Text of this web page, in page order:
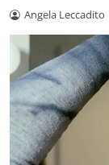
Angela Leccadito